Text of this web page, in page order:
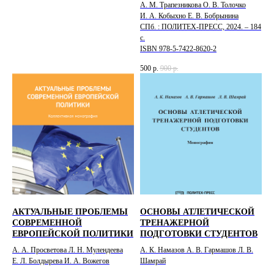
А. М. Трапезникова О. В. Толочко
И. А. Кобыхно Е. В. Бобрынина
СПб. : ПОЛИТЕХ-ПРЕСС, 2024. – 184
с.
ISBN 978-5-7422-8620-2
500 р. 900 р.
АКТУАЛЬНЫЕ ПРОБЛЕМЫ
СОВРЕМЕННОЙ
ЕВРОПЕЙСКОЙ ПОЛИТИКИ
А. А. Просветова Л. Н. Мулендеева
Е. Л. Болдырева И. А. Вожегов
ОСНОВЫ АТЛЕТИЧЕСКОЙ
ТРЕНАЖЕРНОЙ
ПОДГОТОВКИ СТУДЕНТОВ
А. К. Намазов А. В. Гармашов Л. В.
Шамрай